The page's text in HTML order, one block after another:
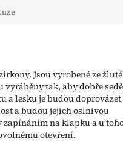
Jsou vyrobené ze
vyráběny tak, aby dobře
lesku je budou doprovázet
a budou jejich oslnivou
zapínáním na klapku a u
otevření.